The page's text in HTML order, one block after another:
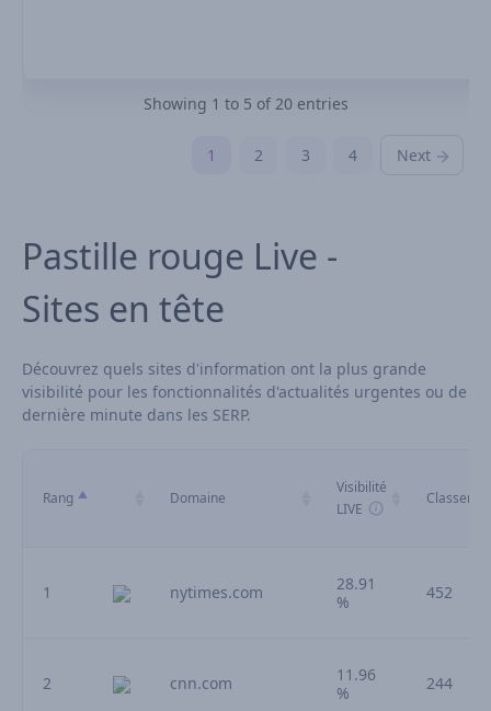
Showing 1 to 5 of 20 entries
1 2 3 4 Next
Pastille rouge Live -
Sites en tête
Découvrez quels sites d'information ont la plus grande
visibilité pour les fonctionnalités d'actualités urgentes ou de
dernière minute dans les SERP.
Rang Domaine
Visibilité
LIVE
1 nytimes.com
28.91
%
452
2 cnn.com
11.96
%
244